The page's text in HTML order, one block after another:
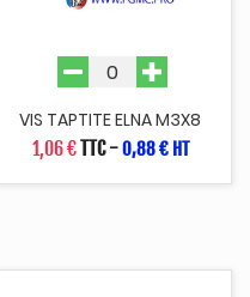
VIS TAPTITE ELNA M3X8
1,06 €TTC-0,88 € HT